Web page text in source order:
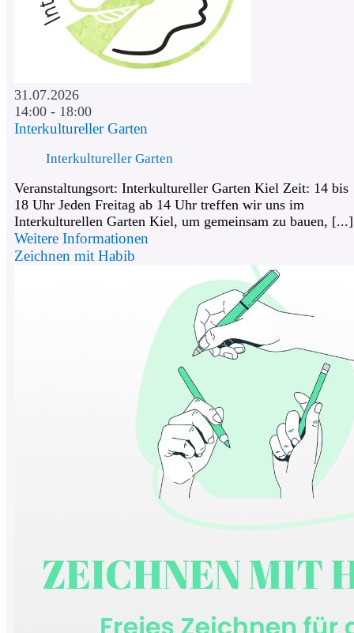
31.07.2026
14:00 - 18:00
Interkultureller Garten
Interkultureller Garten
Veranstaltungsort: Interkultureller Garten Kiel Zeit: 14 bis
18 Uhr Jeden Freitag ab 14 Uhr treffen wir uns im
Interkulturellen Garten Kiel, um gemeinsam zu bauen, [...]
Weitere Informationen
Zeichnen mit Habib